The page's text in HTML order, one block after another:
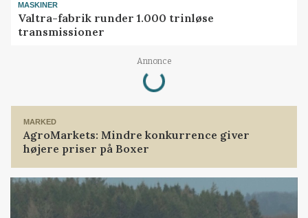
MASKINER
Valtra-fabrik runder 1.000 trinløse
transmissioner
Annonce
Loading...
MARKED
AgroMarkets: Mindre konkurrence giver
højere priser på Boxer